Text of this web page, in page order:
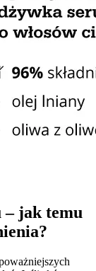
– jak temu